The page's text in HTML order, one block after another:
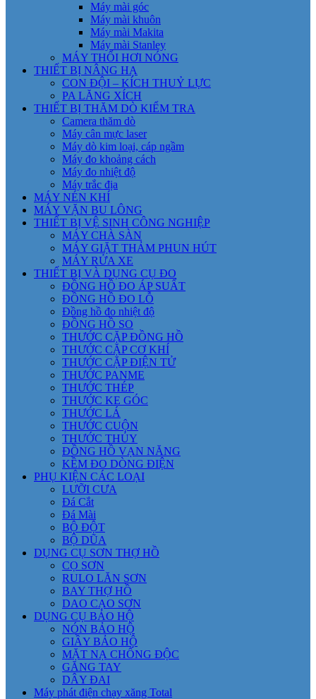
Máy mài góc
Máy mài khuôn
Máy mài Makita
Máy mài Stanley
MÁY THỔI HƠI NÓNG
THIẾT BỊ NÂNG HẠ
CON ĐỘI – KÍCH THUỶ LỰC
PA LĂNG XÍCH
THIẾT BỊ THĂM DÒ KIỂM TRA
Camera thăm dò
Máy cân mực laser
Máy dò kim loại, cáp ngầm
Máy đo khoảng cách
Máy đo nhiệt độ
Máy trắc địa
MÁY NÉN KHÍ
MÁY VẶN BU LÔNG
THIẾT BỊ VỆ SINH CÔNG NGHIỆP
MÁY CHÀ SÀN
MÁY GIẶT THẢM PHUN HÚT
MÁY RỬA XE
THIẾT BỊ VÀ DỤNG CỤ ĐO
ĐỒNG HỒ ĐO ÁP SUẤT
ĐỒNG HỒ ĐO LỖ
Đồng hồ đo nhiệt độ
ĐỒNG HỒ SO
THƯỚC CẶP ĐỒNG HỒ
THƯỚC CẶP CƠ KHÍ
THƯỚC CẶP ĐIỆN TỬ
THƯỚC PANME
THƯỚC THÉP
THƯỚC KE GÓC
THƯỚC LÁ
THƯỚC CUỘN
THƯỚC THỦY
ĐỒNG HỒ VẠN NĂNG
KỀM ĐO DÒNG ĐIỆN
PHỤ KIỆN CÁC LOẠI
LƯỠI CƯA
Đá Cắt
Đá Mài
BỘ ĐỘT
BỘ DŨA
DỤNG CỤ SƠN THỢ HỒ
CỌ SƠN
RULO LĂN SƠN
BAY THỢ HỒ
DAO CẠO SƠN
DỤNG CỤ BẢO HỘ
NÓN BẢO HỘ
GIẦY BẢO HỘ
MẶT NẠ CHỐNG ĐỘC
GĂNG TAY
DÂY ĐAI
Máy phát điện chạy xăng Total